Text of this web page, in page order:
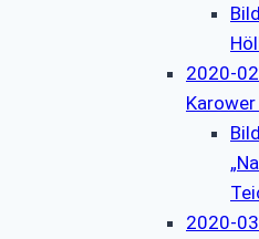
2020-
2020-